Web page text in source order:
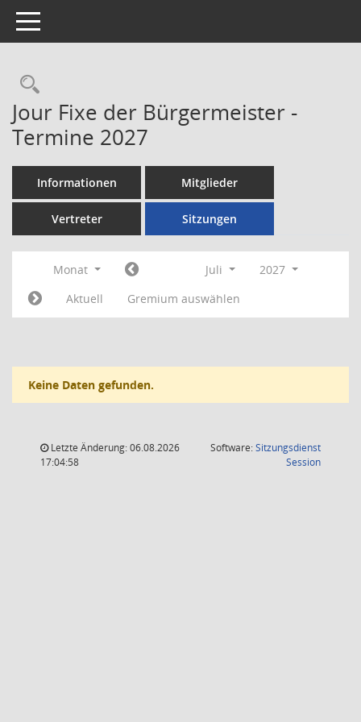
Toggle navigation
Rechercheauswahl
Jour Fixe der Bürgermeister -
Termine 2027
Informationen Mitglieder
Vertreter Sitzungen
Monat Juli
2027
Aktuell
Gremium auswählen
Keine Daten gefunden.
Letzte Änderung: 06.08.2026
17:04:58
Software:Sitzungsdienst
Session(Wird in